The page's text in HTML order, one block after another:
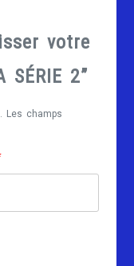
votre
SÉRIE 2”
Les champs